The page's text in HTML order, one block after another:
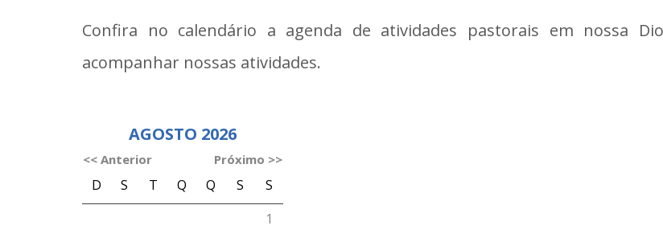
Confira no calendário a agenda de atividades pastorais em nossa
acompanhar nossas atividades.